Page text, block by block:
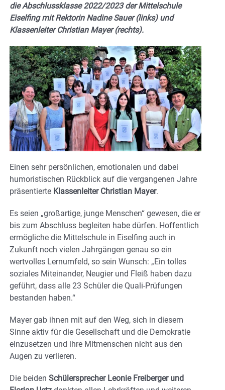
die Abschlussklasse 2022/2023 der Mittelschule
Eiselfing mit Rektorin Nadine Sauer (links) und
Klassenleiter Christian Mayer (rechts).
Einen sehr persönlichen, emotionalen und dabei
humoristischen Rückblick auf die vergangenen Jahre
präsentierte Klassenleiter Christian Mayer.
Es seien „großartige, junge Menschen“ gewesen, die er
bis zum Abschluss begleiten habe dürfen. Hoffentlich
ermögliche die Mittelschule in Eiselfing auch in
Zukunft noch vielen Jahrgängen genau so ein
wertvolles Lernumfeld, so sein Wunsch: „Ein tolles
soziales Miteinander, Neugier und Fleiß haben dazu
geführt, dass alle 23 Schüler die Quali-Prüfungen
bestanden haben.“
Mayer gab ihnen mit auf den Weg, sich in diesem
Sinne aktiv für die Gesellschaft und die Demokratie
einzusetzen und ihre Mitmenschen nicht aus den
Augen zu verlieren.
Die beiden Schülersprecher Leonie Freiberger und